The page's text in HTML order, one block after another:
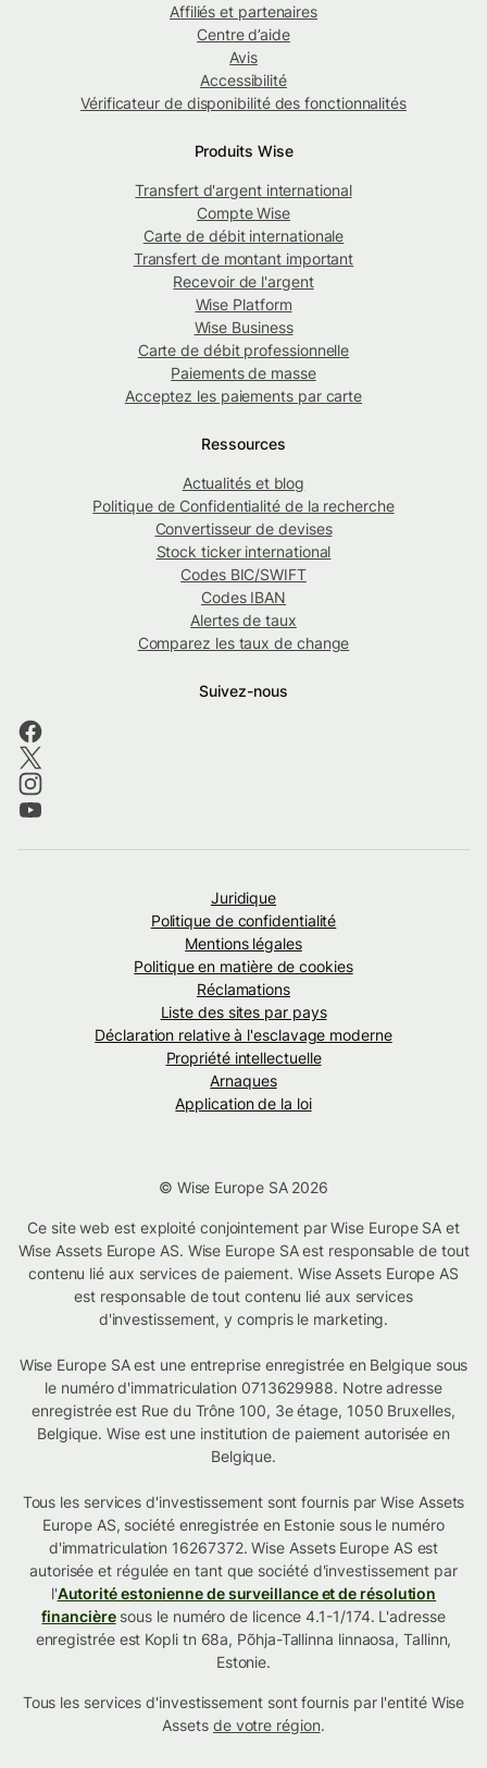
Affiliés et partenaires
Centre d’aide
Avis
Accessibilité
Vérificateur de disponibilité des fonctionnalités
Produits Wise
Transfert d'argent international
Compte Wise
Carte de débit internationale
Transfert de montant important
Recevoir de l'argent
Wise Platform
Wise Business
Carte de débit professionnelle
Paiements de masse
Acceptez les paiements par carte
Ressources
Actualités et blog
Politique de Confidentialité de la recherche
Convertisseur de devises
Stock ticker international
Codes BIC/SWIFT
Codes IBAN
Alertes de taux
Comparez les taux de change
Suivez-nous
Juridique
Politique de confidentialité
Mentions légales
Politique en matière de cookies
Réclamations
Liste des sites par pays
Déclaration relative à l'esclavage moderne
Propriété intellectuelle
Arnaques
Application de la loi
© Wise Europe SA 2026
Ce site web est exploité conjointement par Wise Europe SA et
Wise Assets Europe AS. Wise Europe SA est responsable de tout
contenu lié aux services de paiement. Wise Assets Europe AS
est responsable de tout contenu lié aux services
d'investissement, y compris le marketing.
Wise Europe SA est une entreprise enregistrée en Belgique sous
le numéro d'immatriculation 0713629988. Notre adresse
enregistrée est Rue du Trône 100, 3e étage, 1050 Bruxelles,
Belgique. Wise est une institution de paiement autorisée en
Belgique.
Tous les services d'investissement sont fournis par Wise Assets
Europe AS, société enregistrée en Estonie sous le numéro
d'immatriculation 16267372. Wise Assets Europe AS est
autorisée et régulée en tant que société d'investissement par
l'Autorité estonienne de surveillance et de résolution
financièresous le numéro de licence 4.1-1/174. L'adresse
enregistrée est Kopli tn 68a, Põhja-Tallinna linnaosa, Tallinn,
Estonie.
Tous les services d'investissement sont fournis par l'entité Wise
Assets de votre région.